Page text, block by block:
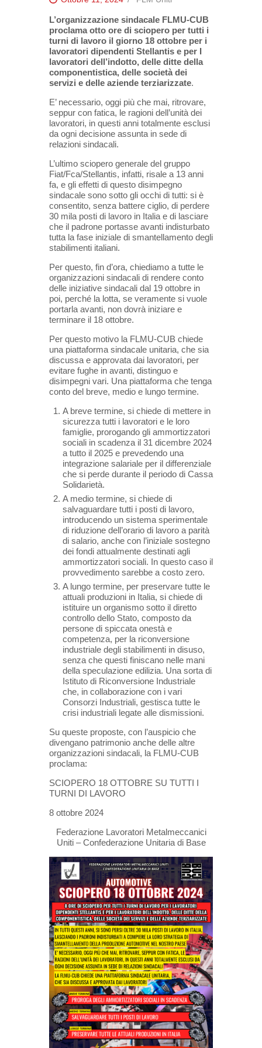
L’organizzazione sindacale FLMU-CUB
proclama otto ore di sciopero per tutti i
turni di lavoro il giorno 18 ottobre per i
lavoratori dipendenti Stellantis e per I
lavoratori dell’indotto, delle ditte della
componentistica, delle società dei
servizi e delle aziende terziarizzate.
E’ necessario, oggi più che mai, ritrovare,
seppur con fatica, le ragioni dell’unità dei
lavoratori, in questi anni totalmente esclusi
da ogni decisione assunta in sede di
relazioni sindacali.
L’ultimo sciopero generale del gruppo
Fiat/Fca/Stellantis, infatti, risale a 13 anni
fa, e gli effetti di questo disimpegno
sindacale sono sotto gli occhi di tutti: si è
consentito, senza battere ciglio, di perdere
30 mila posti di lavoro in Italia e di lasciare
che il padrone portasse avanti indisturbato
tutta la fase iniziale di smantellamento degli
stabilimenti italiani.
Per questo, fin d’ora, chiediamo a tutte le
organizzazioni sindacali di rendere conto
delle iniziative sindacali dal 19 ottobre in
poi, perché la lotta, se veramente si vuole
portarla avanti, non dovrà iniziare e
terminare il 18 ottobre.
Per questo motivo la FLMU-CUB chiede
una piattaforma sindacale unitaria, che sia
discussa e approvata dai lavoratori, per
evitare fughe in avanti, distinguo e
disimpegni vari. Una piattaforma che tenga
conto del breve, medio e lungo termine.
A breve termine, si chiede di mettere in
sicurezza tutti i lavoratori e le loro
famiglie, prorogando gli ammortizzatori
sociali in scadenza il 31 dicembre 2024
a tutto il 2025 e prevedendo una
integrazione salariale per il differenziale
che si perde durante il periodo di Cassa
Solidarietà.
A medio termine, si chiede di
salvaguardare tutti i posti di lavoro,
introducendo un sistema sperimentale
di riduzione dell’orario di lavoro a parità
di salario, anche con l’iniziale sostegno
dei fondi attualmente destinati agli
ammortizzatori sociali. In questo caso il
provvedimento sarebbe a costo zero.
A lungo termine, per preservare tutte le
attuali produzioni in Italia, si chiede di
istituire un organismo sotto il diretto
controllo dello Stato, composto da
persone di spiccata onestà e
competenza, per la riconversione
industriale degli stabilimenti in disuso,
senza che questi finiscano nelle mani
della speculazione edilizia. Una sorta di
Istituto di Riconversione Industriale
che, in collaborazione con i vari
Consorzi Industriali, gestisca tutte le
crisi industriali legate alle dismissioni.
Su queste proposte, con l’auspicio che
divengano patrimonio anche delle altre
organizzazioni sindacali, la FLMU-CUB
proclama:
SCIOPERO 18 OTTOBRE SU TUTTI I
TURNI DI LAVORO
8 ottobre 2024
Federazione Lavoratori Metalmeccanici
Uniti – Confederazione Unitaria di Base